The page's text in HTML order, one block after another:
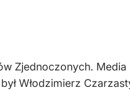
Zjednoczonych.
Włodzimierz